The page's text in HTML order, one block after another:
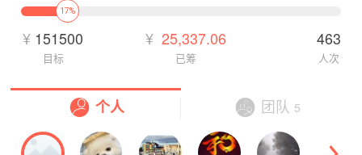
17%
¥ 151500
目标
¥ 25,337.06
已筹
463
人次
个人 团队 5